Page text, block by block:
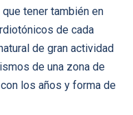
tener también en
de cada
de gran actividad
de una zona de
los años y forma de